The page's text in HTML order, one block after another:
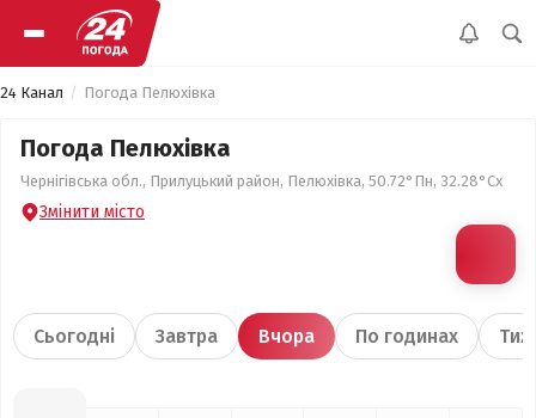
24 Канал Погода Пелюхівка
Погода Пелюхівка
Чернігівська обл., Прилуцький район, Пелюхівка, 50.72°Пн, 32.28°Сх
Змінити місто
Сьогодні Завтра Вчора По годинах